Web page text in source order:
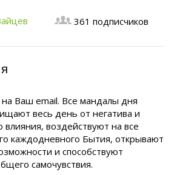
361 подписчиков
Ваш email. Все мандалы дня
весь день от негатива и
влияния, воздействуют на все
каждодневного Бытия, открывают
и способствуют
самочувствия.